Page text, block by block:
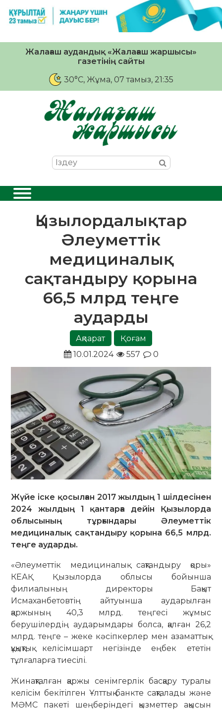
Жалағаш аудандық «Жалағаш жаршысы»
газетінің сайты
30°C, Жұма, 07 тамыз, 21:35
Қызылордалықтар
Әлеуметтік
медициналық
сақтандыру қорына
66,5 млрд теңге
аударды
Ақпарат
Қоғам
10.01.2024
557 0
Жүйе іске қосылған 2017 жылдың 1 шілдесінен
2024 жылдың 1 қантарға дейін Қызылорда
облысының тұрғындары Әлеуметтік
медициналық сақтандыру қорына 66,5 млрд.
теңге аударды.
«Әлеуметтік медициналық сақтандыру қоры»
КЕАҚ Қызылорда облысы бойынша
филиалының директоры Бақыт
Исмаханбетовтің айтуынша аударылған
қаржының 40,3 млрд. теңгесі жұмыс
берушілердің аударымдары болса, қалған 26,2
млрд. теңге – жеке кәсіпкерлер мен азаматтық-
құқықтық келісімшарт негізінде еңбек ететін
тұлғаларға тиесілі.
Жинақталған қаржы сенімгерлік басқару туралы
келісім бекітілген Ұлттық банкте сақталады және
МӘМС пакеті шеңберіндегі қызметтер ақысын